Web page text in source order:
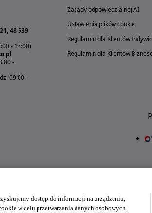
48 539
- 17:00)
-
09:00 -
Zasady odpowiedzialnej AI
Ustawienia plików cookie
Regulamin dla Klientów
Regulamin dla Klientów
dostęp do informacji na urządzeniu,
w celu przetwarzania danych osobowych.